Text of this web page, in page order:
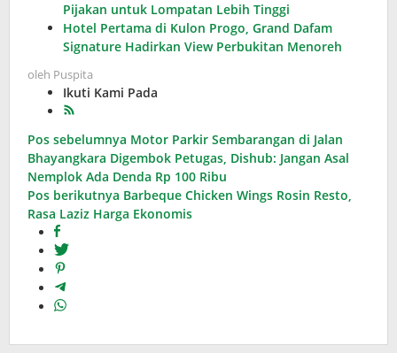
Pijakan untuk Lompatan Lebih Tinggi
Hotel Pertama di Kulon Progo, Grand Dafam
Signature Hadirkan View Perbukitan Menoreh
oleh Puspita
Ikuti Kami Pada
Navigasi
pos
Pos sebelumnya Motor Parkir Sembarangan di Jalan
Bhayangkara Digembok Petugas, Dishub: Jangan Asal
Nemplok Ada Denda Rp 100 Ribu
Pos berikutnya Barbeque Chicken Wings Rosin Resto,
Rasa Laziz Harga Ekonomis